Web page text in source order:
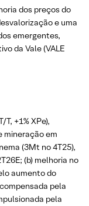
dos preços do
e uma
emergentes,
da Vale (VALE
+1% XPe),
mineração em
(3Mt no 4T25),
(b) melhoria no
aumento do
pela
pela